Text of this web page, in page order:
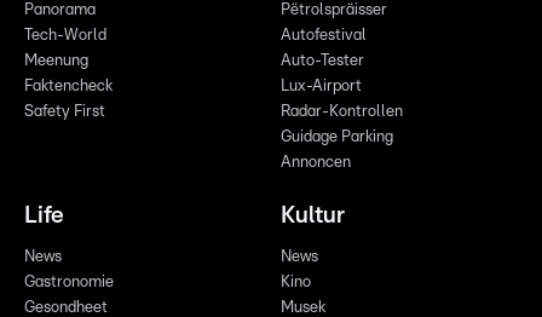
Panorama
Tech-World
Meenung
Faktencheck
Safety First
Pëtrolspräisser
Autofestival
Auto-Tester
Lux-Airport
Radar-Kontrollen
Guidage Parking
Annoncen
Life
News
Gastronomie
Gesondheet
Kultur
News
Kino
Musek